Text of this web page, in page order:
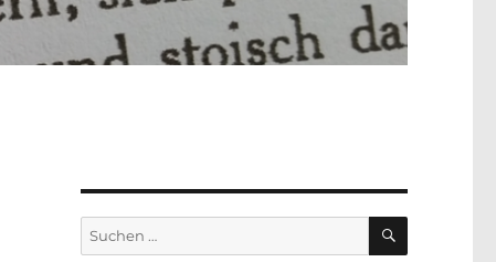
Suche
nach:
SUCHEN